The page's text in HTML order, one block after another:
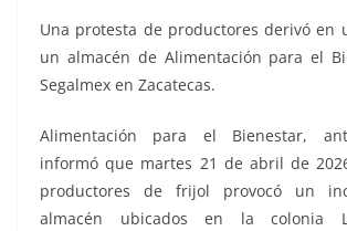
Una protesta de productores derivó en
un almacén de Alimentación para el
Segalmex en Zacatecas.
Alimentación para el Bienestar,
informó que martes 21 de abril de
productores de frijol provocó un
almacén ubicados en la colonia